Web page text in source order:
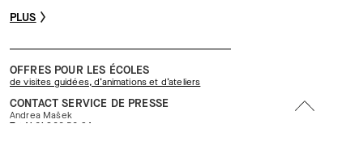
PLUS
OFFRES POUR LES ÉCOLES
de visites guidées, d’animations et d’ateliers
CONTACT SERVICE DE PRESSE
Andrea Mašek
T +41 61 266 56 34